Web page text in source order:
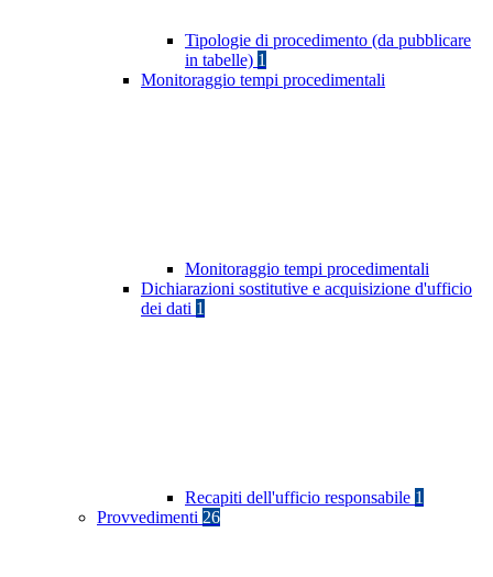
Tipologie di procedimento (da pubblicare
in tabelle) 1
Monitoraggio tempi procedimentali
Monitoraggio tempi procedimentali
Dichiarazioni sostitutive e acquisizione d'ufficio
dei dati 1
Recapiti dell'ufficio responsabile 1
Provvedimenti 26